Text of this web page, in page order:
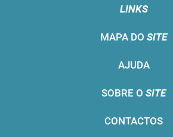
LINKS
MAPA DO SITE
AJUDA
SOBRE O SITE
CONTACTOS